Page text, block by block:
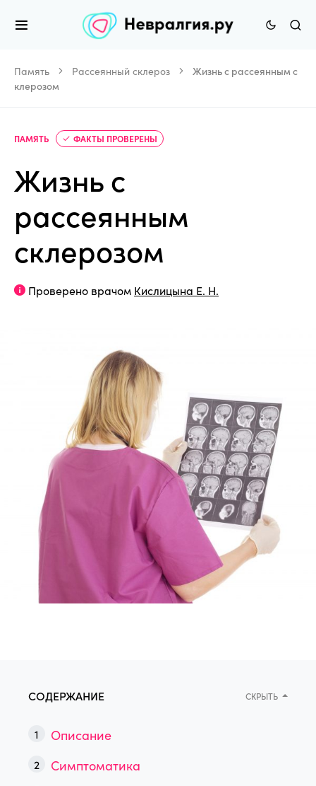
Память Рассеянный склероз
Жизнь с рассеянным с
клерозом
ПАМЯТЬ ФАКТЫ ПРОВЕРЕНЫ
Жизнь с
рассеянным
склерозом
Проверено врачом Кислицына Е. Н.
СОДЕРЖАНИЕ СКРЫТЬ
Описание
Симптоматика